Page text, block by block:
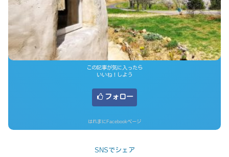
この記事が気に入ったら
いいね！しよう
フォロー
はれまにFacebookページ
SNSでシェア